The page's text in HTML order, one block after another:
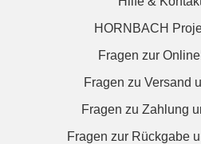
HORNBACH
Fragen zur
Fragen zu Versand
Fragen zu Zahlung
Fragen zur Rückgabe